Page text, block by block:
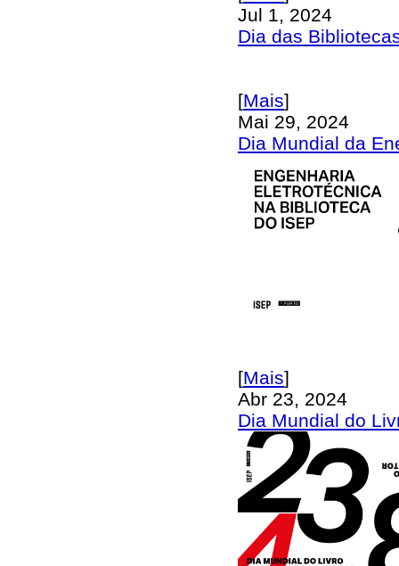
Jul 1, 2024
Dia das
[Mais]
Mai 29, 2024
Dia Mundial da
[Mais]
Abr 23, 2024
Dia Mundial do